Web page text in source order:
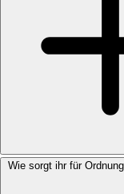
Wie sorgt ihr für